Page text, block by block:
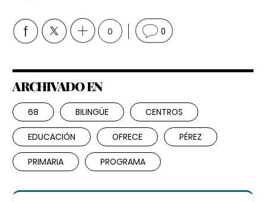
0 0
ARCHIVADO EN
68 BILINGÜE CENTROS
EDUCACIÓN OFRECE PÉREZ
PRIMARIA PROGRAMA